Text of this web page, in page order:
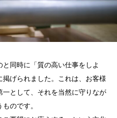
同時に「質の高い仕事をしよ
げられました。これは、お客様
として、それを当然に守りなが
のです。